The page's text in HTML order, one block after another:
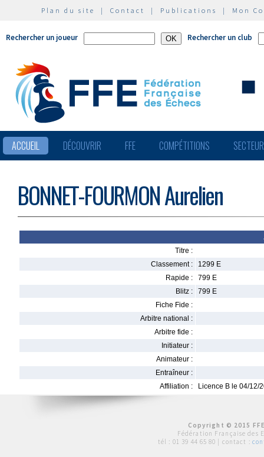
Plan du site | Contact | Publications | Mon
Rechercher un joueur Rechercher un club
ACCUEIL DÉCOUVRIR FFE COMPÉTITIONS
BONNET-FOURMON Aurelien
Titre :
Classement :
1299 E
Rapide :
799 E
Blitz :
799 E
Fiche Fide :
Arbitre national :
Arbitre fide :
Initiateur :
Animateur :
Entraîneur :
Affiliation :
Licence B le 04/12/
Copyright © 2015
Fédération Française des
tél : 01 39 44 65 80 | contact :